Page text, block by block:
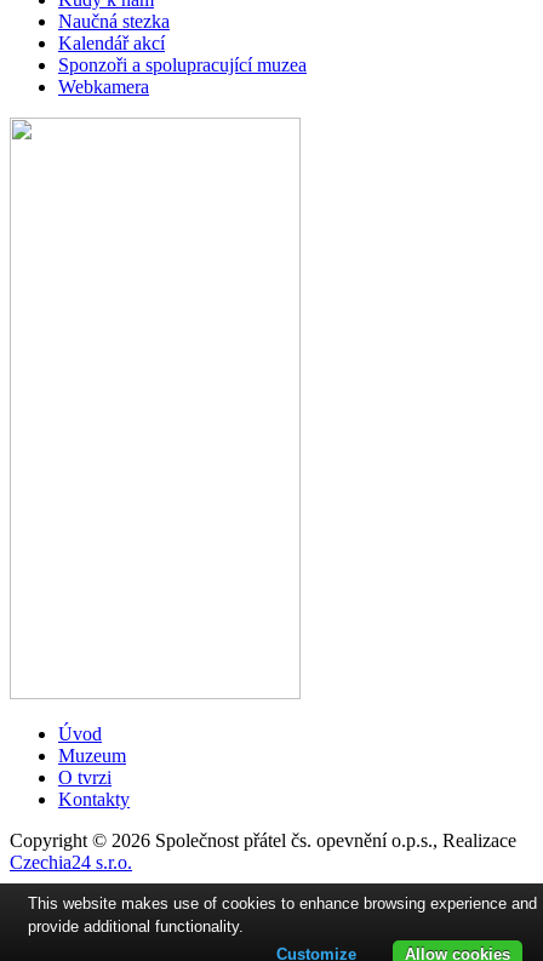
Naučná stezka
Kalendář akcí
Sponzoři a spolupracující muzea
Webkamera
Úvod
Muzeum
O tvrzi
Kontakty
Copyright © 2026 Společnost přátel čs. opevnění o.p.s., Realizace
Czechia24 s.r.o.
This website makes use of cookies to enhance browsing experience and
provide additional functionality.
Allow cookies
Customize